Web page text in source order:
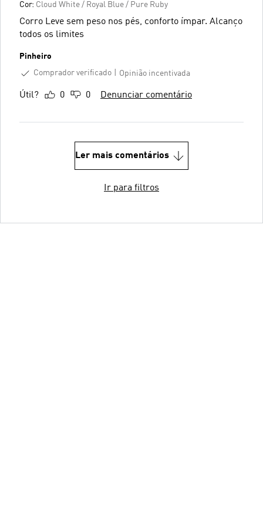
Cor: Cloud White / Royal Blue / Pure Ruby
Corro Leve sem peso nos pés, conforto ímpar. Alcanço
todos os limites
Pinheiro
Comprador verificado
Opinião incentivada
Útil? 0 0 Denunciar comentário
Ler mais comentários
Ir para filtros